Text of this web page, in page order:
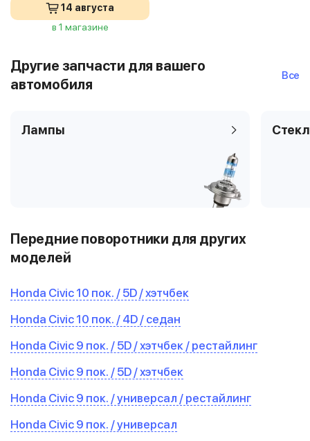
14 августа
в 1 магазине
Другие запчасти для вашего
автомобиля
Все
Лампы
Передние поворотники для других
моделей
Honda Civic 10 пок. / 5D / хэтчбек
Honda Civic 10 пок. / 4D / седан
Honda Civic 9 пок. / 5D / хэтчбек / рестайлинг
Honda Civic 9 пок. / 5D / хэтчбек
Honda Civic 9 пок. / универсал / рестайлинг
Honda Civic 9 пок. / универсал